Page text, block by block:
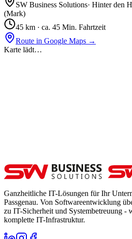
SW Business Solutions· Hinter den
(Mark)
45 km · ca. 45 Min. Fahrtzeit
Route in Google Maps →
Karte lädt…
Ganzheitliche IT-Lösungen für Ihr
Passgenau. Von Softwareentwicklung
zu IT-Sicherheit und Systembetreuung -
komplette IT-Infrastruktur.